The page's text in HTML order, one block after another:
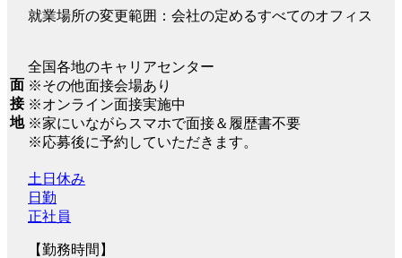
就業場所の変更範囲：会社の定めるすべてのオフィス
面
接
地
全国各地のキャリアセンター
※その他面接会場あり
※オンライン面接実施中
※家にいながらスマホで面接＆履歴書不要
※応募後に予約していただきます。
土日休み
日勤
正社員
【勤務時間】